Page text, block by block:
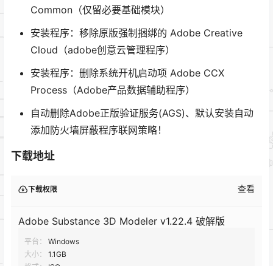
Common（仅留必要基础模块）
安装程序：移除原版强制捆绑的 Adobe Creative
Cloud（adobe创意云管理程序）
安装程序：删除系统开机启动项 Adob​​e CCX
Process（Adobe产品数据辅助程序）
自动删除Adobe正版验证服务(AGS)、默认安装自动
添加防火墙屏蔽程序联网策略！
下载地址
下载权限 查看
Adobe Substance 3D Modeler v1.22.4 破解版
平台：
Windows
大小：
1.1GB